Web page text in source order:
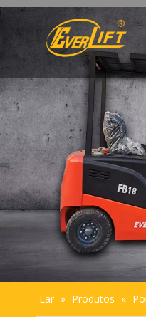
Lar » Produtos »